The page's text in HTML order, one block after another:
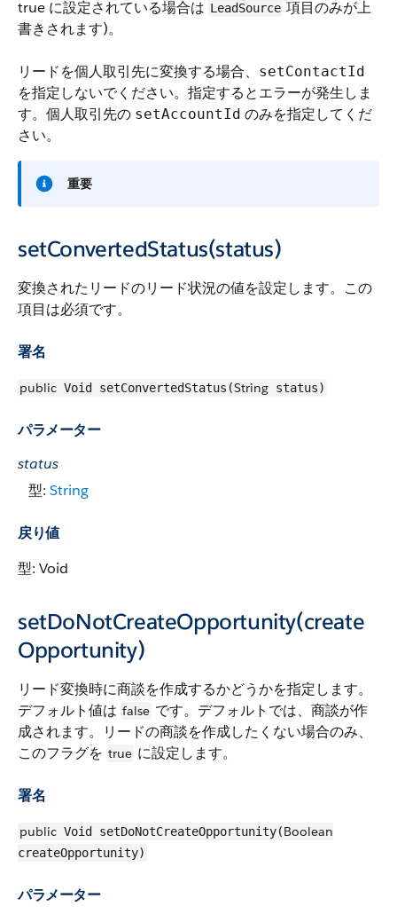
true に設定されている場合は LeadSource 項目のみが上
書きされます)。
リードを個人取引先に変換する場合、 setContactId
を指定しないでください。指定するとエラーが発生しま
す。個人取引先の setAccountId のみを指定してくだ
さい。
重要
setConvertedStatus(status)
変換されたリードのリード状況の値を設定します。この
項目は必須です。
署名
public Void setConvertedStatus(String status)
パラメーター
status
型: String
戻り値
型: Void
setDoNotCreateOpportunity(create
Opportunity)
リード変換時に商談を作成するかどうかを指定します。
デフォルト値は false です。デフォルトでは、商談が作
成されます。リードの商談を作成したくない場合のみ、
このフラグを true に設定します。
署名
public Void setDoNotCreateOpportunity(Boolean
createOpportunity)
パラメーター